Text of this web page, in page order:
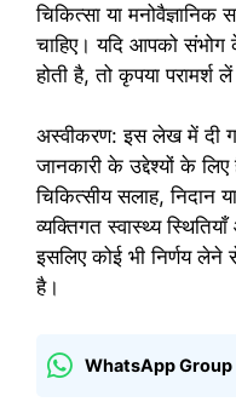
चिकित्सा या
चाहिए। यदि आपको संभोग
होती है, तो कृपया परामर्श
अस्वीकरण: इस लेख में दी
जानकारी के उद्देश्यों के
चिकित्सीय सलाह, निदान
व्यक्तिगत स्वास्थ्य
इसलिए कोई भी निर्णय
है।
WhatsApp Group